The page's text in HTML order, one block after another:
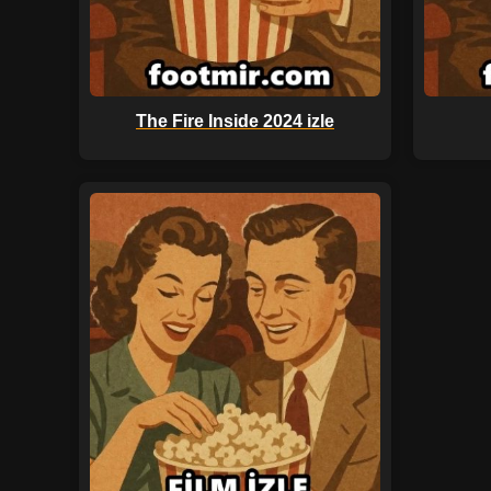
The Fire Inside 2024 izle